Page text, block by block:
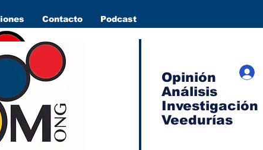
Contacto Podcast
Opinión
Análisis
Investigación
Veedurías